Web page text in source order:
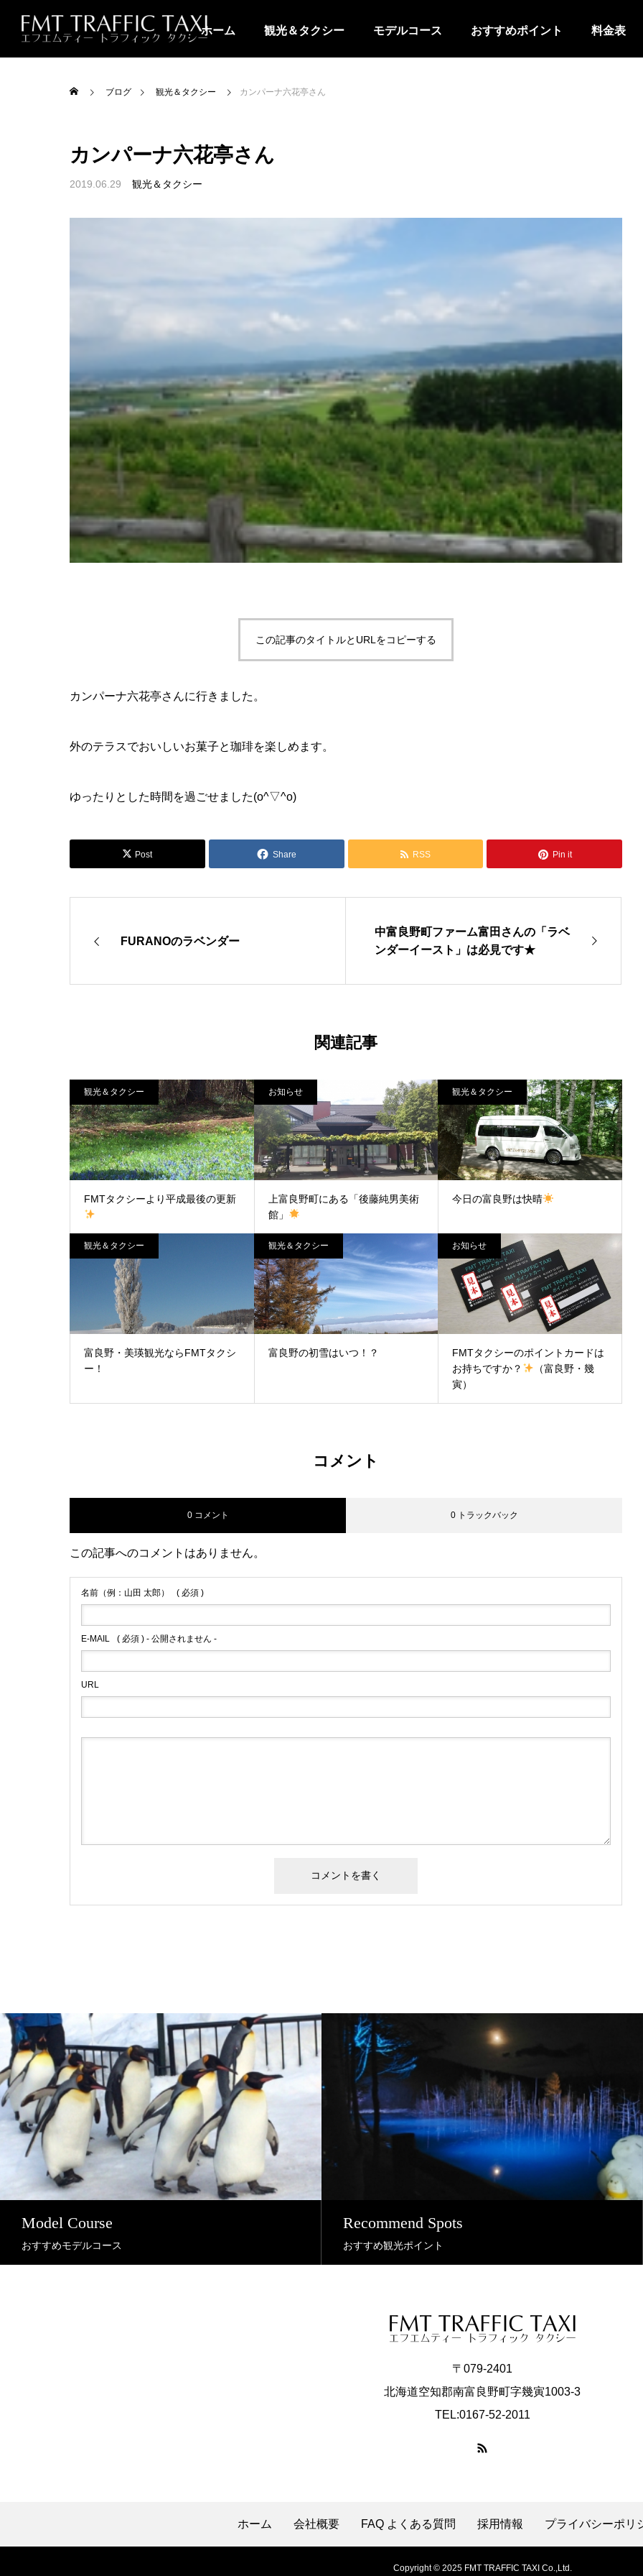
ホーム 観光＆タクシー モデルコース おすすめポイント 料金表
ブログ 観光＆タクシー カンパーナ六花亭さん
カンパーナ六花亭さん
2019.06.29 観光＆タクシー
この記事のタイトルとURLをコピーする
カンパーナ六花亭さんに行きました。
外のテラスでおいしいお菓子と珈琲を楽しめます。
ゆったりとした時間を過ごせました(o^▽^o)
Post Share RSS Pin it
FURANOのラベンダー
中富良野町ファーム富田さんの「ラベ
ンダーイースト」は必見です★
関連記事
観光＆タクシー
FMTタクシーより平成最後の更新
お知らせ
上富良野町にある「後藤純男美術
館」
観光＆タクシー
今日の富良野は快晴
観光＆タクシー
富良野・美瑛観光ならFMTタクシ
ー！
観光＆タクシー
富良野の初雪はいつ！？
お知らせ
FMTタクシーのポイントカードは
お持ちですか？
（富良野・幾
寅）
コメント
0 コメント 0 トラックバック
この記事へのコメントはありません。
名前（例：山田 太郎） ( 必須 )
E-MAIL ( 必須 ) - 公開されません -
URL
Model Course
おすすめモデルコース
Recommend Spots
おすすめ観光ポイント
〒079-2401
北海道空知郡南富良野町字幾寅1003-3
TEL:0167-52-2011
ホーム 会社概要 FAQ よくある質問 採用情報 プライバシーポリ
Copyright © 2025 FMT TRAFFIC TAXI Co.,Ltd.